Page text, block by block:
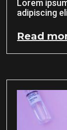
Lorem
adipiscing
Read